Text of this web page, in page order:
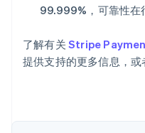
99.999%，可靠性在
了解有关 Stripe
提供支持的更多信息，或
奥地利
Deutsch English
English
巴西